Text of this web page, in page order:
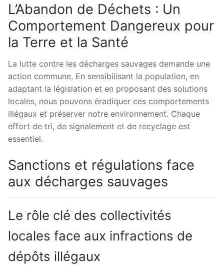
L’Abandon de Déchets : Un
Comportement Dangereux pour
la Terre et la Santé
La lutte contre les décharges sauvages demande une
action commune. En sensibilisant la population, en
adaptant la législation et en proposant des solutions
locales, nous pouvons éradiquer ces comportements
illégaux et préserver notre environnement. Chaque
effort de tri, de signalement et de recyclage est
essentiel.
Sanctions et régulations face
aux décharges sauvages
Le rôle clé des collectivités
locales face aux infractions de
dépôts illégaux